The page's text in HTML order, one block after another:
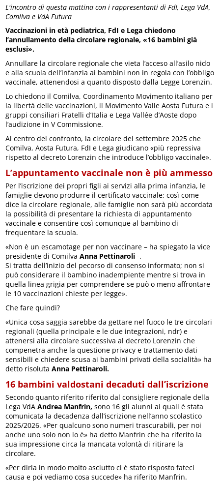
L'incontro di questa mattina con i rappresentanti di FdI, Lega VdA,
Comilva e VdA Futura
Vaccinazioni in età pediatrica, FdI e Lega chiedono
l’annullamento della circolare regionale, «16 bambini già
esclusi».
Annullare la circolare regionale che vieta l’acceso all’asilo nido
e alla scuola dell’infanzia ai bambini non in regola con l’obbligo
vaccinale, attenendosi a quanto disposto dalla Legge Lorenzin.
Lo chiedono il Comilva, Coordinamento Movimento italiano per
la libertà delle vaccinazioni, il Movimento Valle Aosta Futura e i
gruppi consiliari Fratelli d’Italia e Lega Vallée d’Aoste dopo
l’audizione in V Commissione.
Al centro del confronto, la circolare del settembre 2025 che
Comilva, Aosta Futura, FdI e Lega giudicano «più repressiva
rispetto al decreto Lorenzin che introduce l’obbligo vaccinale».
L’appuntamento vaccinale non è più ammesso
Per l’iscrizione dei propri figli ai servizi alla prima infanzia, le
famiglie devono produrre il certificato vaccinale; così come
dice la circolare regionale, alle famiglie non sarà più accordata
la possibilità di presentare la richiesta di appuntamento
vaccinale e consentire così comunque al bambino di
frequentare la scuola.
«Non è un escamotage per non vaccinare – ha spiegato la vice
presidente di Comilva Anna Pettinaroli -.
Si tratta dell’inizio del pecorso di consenso informato; non si
può considerare il bambino inadempiente mentre si trova in
quella linea grigia per comprendere se può o meno affrontare
le 10 vaccinazioni chieste per legge».
Che fare quindi?
«Unica cosa saggia sarebbe da gettare nel fuoco le tre circolari
regionali (quella principale e le due integrazioni, ndr) e
attenersi alla circolare successiva al decreto Lorenzin che
compenetra anche la questione privacy e trattamento dati
sensibili e chiedere scusa ai bambini privati della socialità» ha
detto risolutaAnna Pettinaroli.
16 bambini valdostani decaduti dall’iscrizione
Secondo quanto riferito riferito dal consigliere regionale della
Lega VdAAndrea Manfrin, sono 16 gli alunni ai quali è stata
comunicata la decadenza dall’iscrizione nell’anno scolastico
2025/2026. «Per qualcuno sono numeri trascurabili, per noi
anche uno solo non lo è» ha detto Manfrin che ha riferito la
sua impressione circa la mancata volontà di ritirare la
circolare.
«Per dirla in modo molto asciutto ci è stato risposto fateci
causa e poi vediamo cosa succede» ha riferito Manfrin.